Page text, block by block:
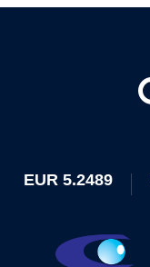
EUR 5.2489